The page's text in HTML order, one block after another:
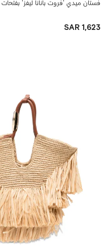
فستان ميدي 'فروت بانانا ليفز' بفتحات
SAR 1,623